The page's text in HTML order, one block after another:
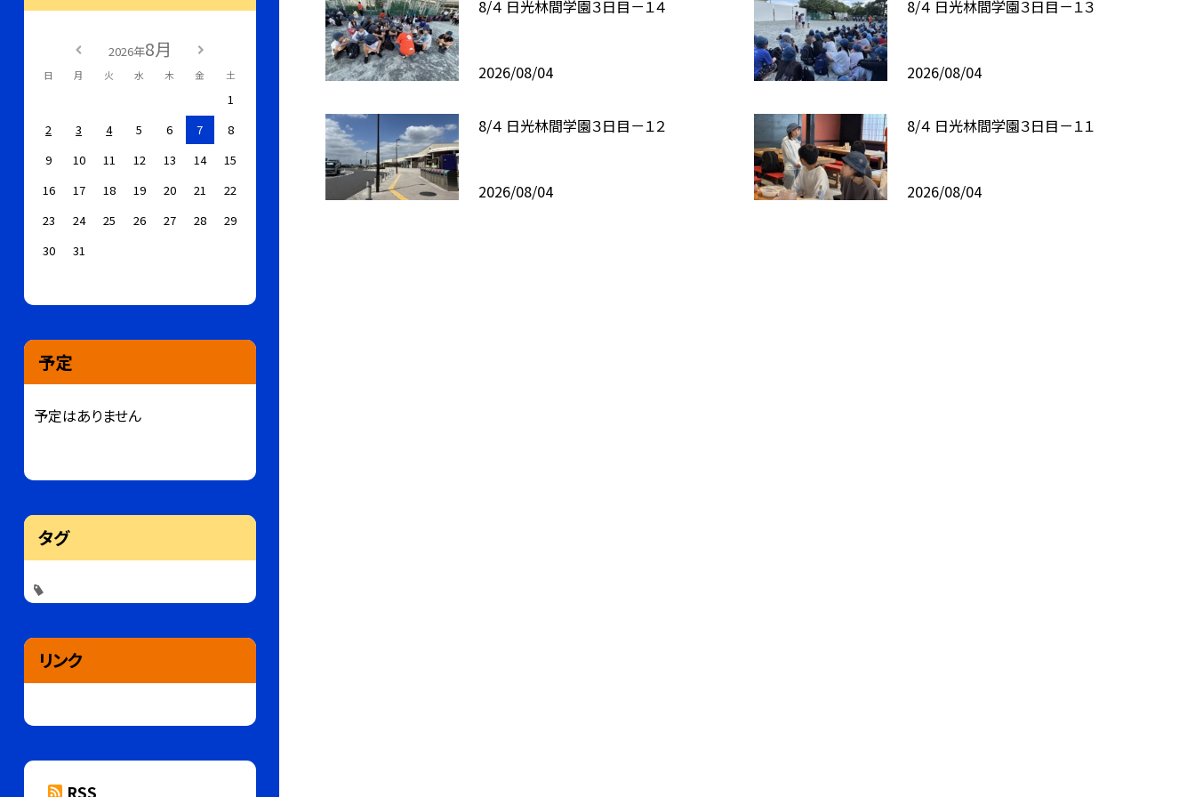
8/４ 日光林間学園３日目－１４
2026/08/04
8/４ 日光林間学園３日目－１３
2026/08/04
8/４ 日光林間学園３日目－１２
2026/08/04
8/４ 日光林間学園３日目－１１
2026/08/04
2026年8月
日 月 火 水 木 金 土
1
2
3 4 5 6 7
8
9
10 11 12 13 14
15
16
17 18 19 20 21
22
23
24 25 26 27 28
29
30
31
予定
予定はありません
タグ
リンク
RSS